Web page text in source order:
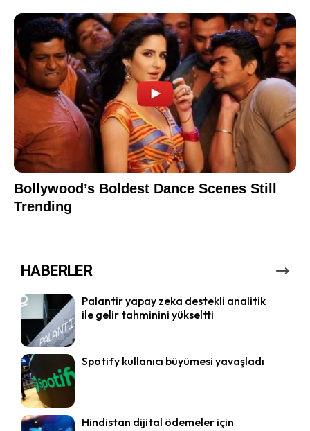
HABERLER
Palantir yapay zeka destekli analitik
ile gelir tahminini yükseltti
Spotify kullanıcı büyümesi yavaşladı
Hindistan dijital ödemeler için